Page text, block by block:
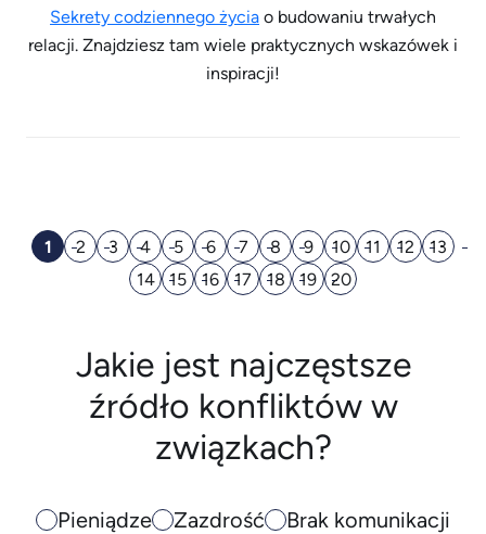
Sekrety codziennego życia o budowaniu trwałych
relacji. Znajdziesz tam wiele praktycznych wskazówek i
inspiracji!
1 2 3 4 5 6 7 8 9 10 11 12
13
14
15 16 17 18 19 20
Jakie jest najczęstsze
źródło konfliktów w
związkach?
Pieniądze Zazdrość
Brak komunikacji